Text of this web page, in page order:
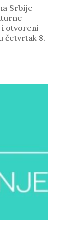
Srbije
i otvoreni
četvrtak 8.